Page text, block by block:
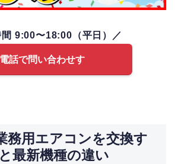
間 9:00〜18:00（平日）／
電話で問い合わせす
務用エアコンを交換す
最新機種の違い